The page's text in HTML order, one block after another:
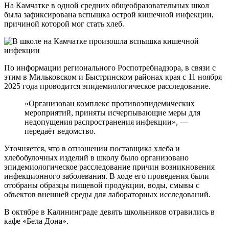
На Камчатке в одной средних общеобразовательных школ
была зафиксирована вспышка острой кишечной инфекции,
причиной которой мог стать хлеб.
По информации регионального Роспотребнадзора, в связи с
этим в Мильковском и Быстринском районах края с 11 ноября
2025 года проводится эпидемиологическое расследование.
«Организован комплекс противоэпидемических
мероприятий, приняты исчерпывающие меры для
недопущения распространения инфекции», —
передаёт ведомство.
Уточняется, что в отношении поставщика хлеба и
хлебобулочных изделий в школу было организовано
эпидемиологическое расследование причин возникновения
инфекционного заболевания. В ходе его проведения были
отобраны образцы пищевой продукции, воды, смывы с
объектов внешней среды для лабораторных исследований.
В октябре в Калининграде девять школьников отравились в
кафе «Бела Дона».